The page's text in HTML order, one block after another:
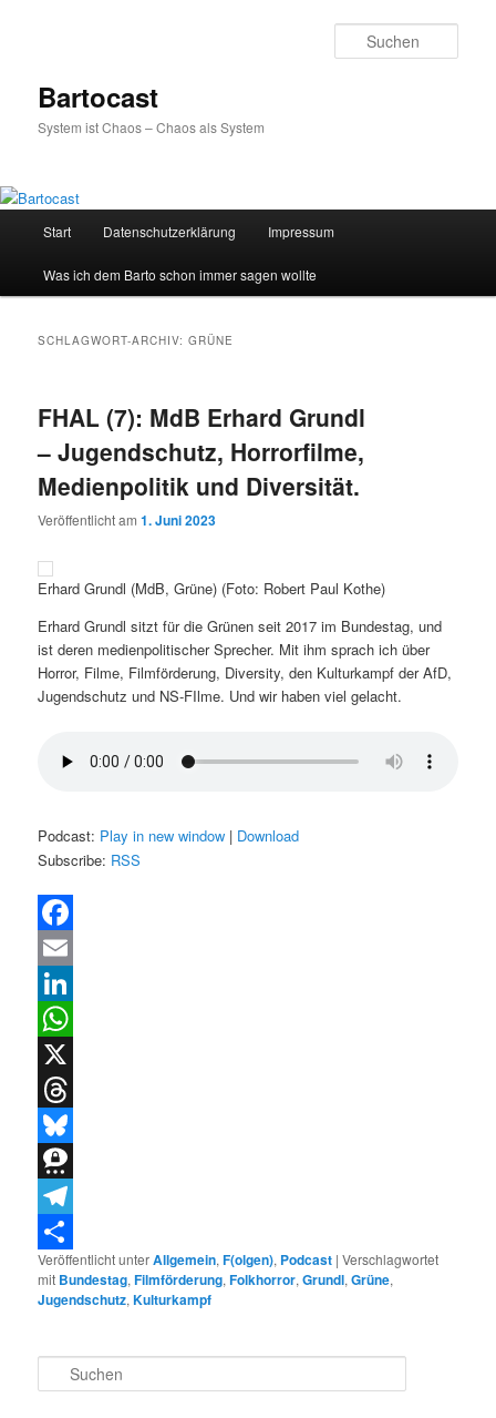
Bartocast
System ist Chaos – Chaos als System
Start Datenschutzerklärung Impressum
Was ich dem Barto schon immer sagen wollte
SCHLAGWORT-ARCHIV:GRÜNE
FHAL (7): MdB Erhard Grundl
– Jugendschutz, Horrorfilme,
Medienpolitik und Diversität.
Veröffentlicht am1. Juni 2023
Erhard Grundl (MdB, Grüne) (Foto: Robert Paul Kothe)
Erhard Grundl sitzt für die Grünen seit 2017 im Bundestag, und
ist deren medienpolitischer Sprecher. Mit ihm sprach ich über
Horror, Filme, Filmförderung, Diversity, den Kulturkampf der AfD,
Jugendschutz und NS-FIlme. Und wir haben viel gelacht.
Podcast: Play in new window | Download
Subscribe: RSS
Facebook
Email
LinkedIn
WhatsApp
X
Threads
Bluesky
Threema
Telegram
Teilen
Veröffentlicht unterAllgemein,F(olgen), Podcast |Verschlagwortet
mit Bundestag,Filmförderung,Folkhorror,Grundl,Grüne,
Jugendschutz,Kulturkampf
u